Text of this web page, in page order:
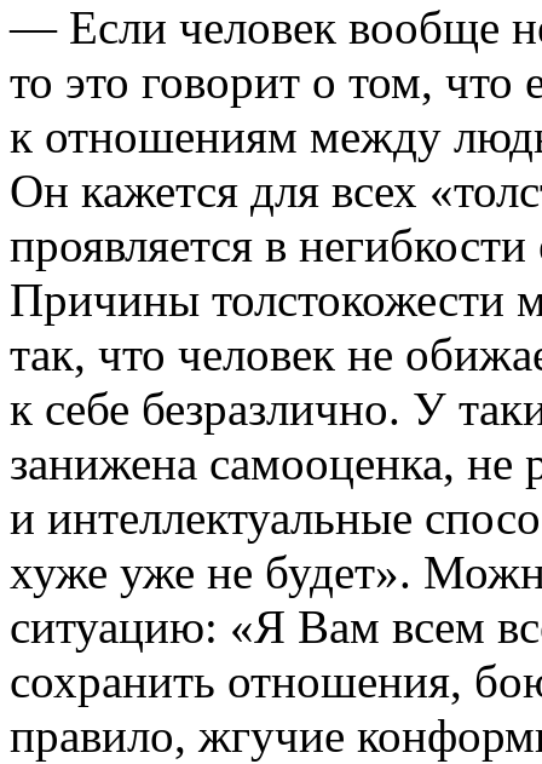
— Если человек вообще
то это говорит о том, что
к отношениям между
Он кажется для всех
проявляется в
Причины толстокожести
так, что человек не
к себе безразлично. У
занижена самооценка, не
и интеллектуальные
хуже уже не будет».
ситуацию: «Я Вам всем
сохранить отношения,
правило, жгучие